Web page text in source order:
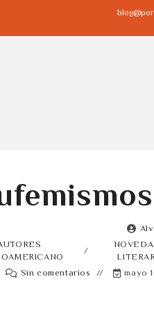
/
Sin comentarios mayo